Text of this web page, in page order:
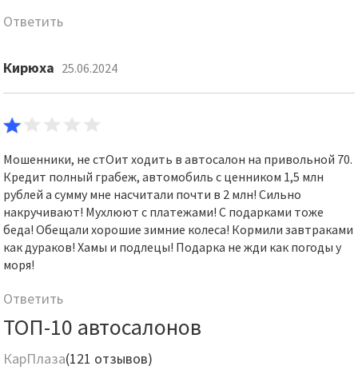
Ответить
Кирюха 25.06.2024
Мошенники, не стОит ходить в автосалон на привольной 70.
Кредит полный грабеж, автомобиль с ценником 1,5 млн
рублей а сумму мне насчитали почти в 2 млн! Сильно
накручивают! Мухлюют с платежами! С подарками тоже
беда! Обещали хорошие зимние колеса! Кормили завтраками
как дураков! Хамы и подлецы! Подарка не жди как погоды у
моря!
Ответить
ТОП-10 автосалонов
КарПлаза(121 отзывов)